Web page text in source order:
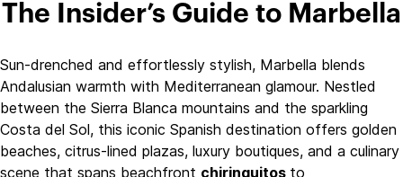
The Insider’s Guide to Marbella
Sun‑drenched and effortlessly stylish, Marbella blends
Andalusian warmth with Mediterranean glamour. Nestled
between the Sierra Blanca mountains and the sparkling
Costa del Sol, this iconic Spanish destination offers golden
beaches, citrus‑lined plazas, luxury boutiques, and a culinary
scene that spans beachfront chiringuitos to